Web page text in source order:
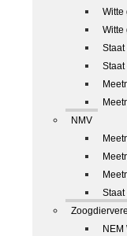
Witte
Witte
Staat
Staat
NMV
Staat
NEM